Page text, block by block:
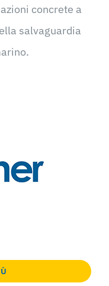
concrete a
salvaguardia